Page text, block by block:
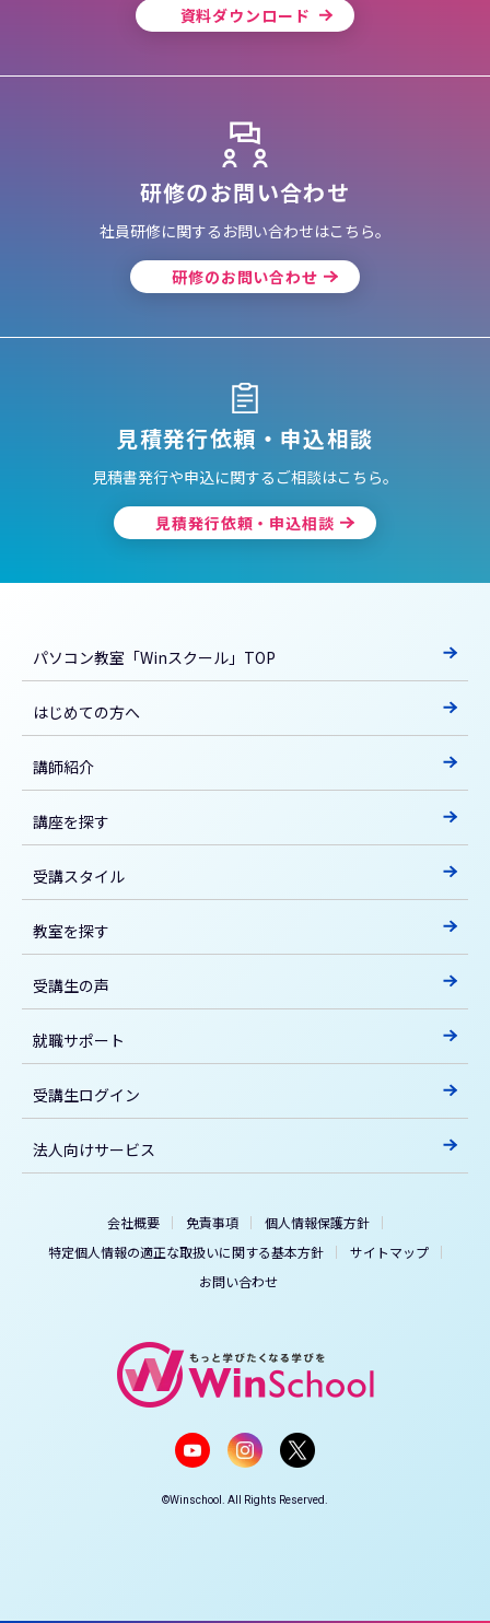
資料ダウンロード
研修のお問い合わせ
社員研修に関するお問い合わせはこちら。
研修のお問い合わせ
見積発行依頼・申込相談
見積書発行や申込に関するご相談はこちら。
見積発行依頼・申込相談
パソコン教室「Winスクール」TOP
はじめての方へ
講師紹介
講座を探す
受講スタイル
教室を探す
受講生の声
就職サポート
受講生ログイン
法人向けサービス
会社概要 免責事項
個人情報保護方針
特定個人情報の適正な取扱いに関する基本方針
サイトマップ
お問い合わせ
©Winschool. All Rights Reserved.